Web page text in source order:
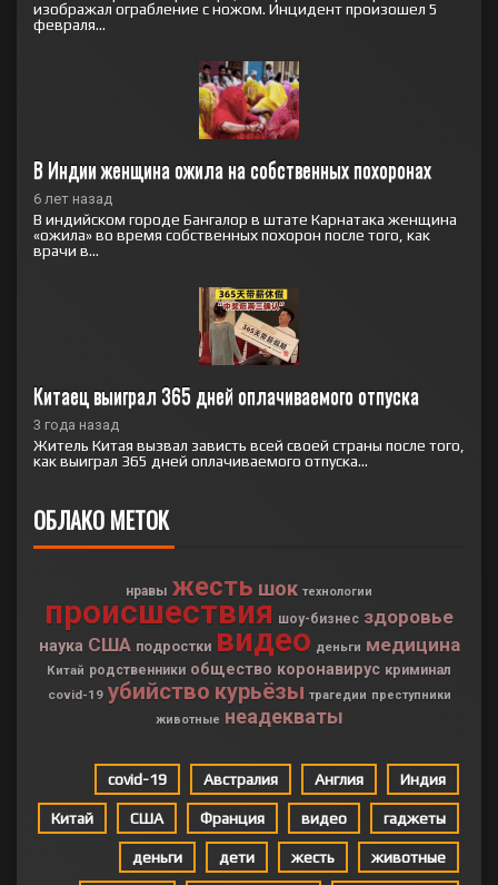
изображал ограбление с ножом. Инцидент произошел 5
февраля...
В Индии женщина ожила на собственных похоронах
6 лет назад
В индийском городе Бангалор в штате Карнатака женщина
«ожила» во время собственных похорон после того, как
врачи в...
Китаец выиграл 365 дней оплачиваемого отпуска
3 года назад
Житель Китая вызвал зависть всей своей страны после того,
как выиграл 365 дней оплачиваемого отпуска...
ОБЛАКО МЕТОК
нравы жесть шок технологии
происшествия шоу-бизнес здоровье
наука США подростки видео деньги медицина
Китай родственники общество коронавирус криминал
covid-19 убийство курьёзы трагедии преступники
животные неадекваты
covid-19 Австралия Англия Индия
Китай США Франция видео гаджеты
деньги дети жесть животные